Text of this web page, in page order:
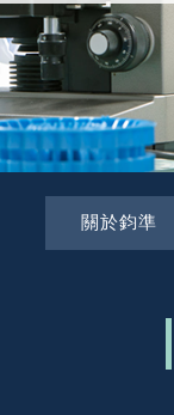
關於鈞準